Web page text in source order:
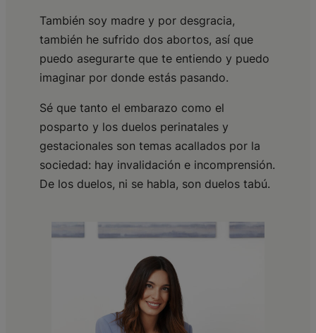
También soy madre y por desgracia,
también he sufrido dos abortos, así que
puedo asegurarte que te entiendo y puedo
imaginar por donde estás pasando.
Sé que tanto el embarazo como el
posparto y los duelos perinatales y
gestacionales son temas acallados por la
sociedad: hay invalidación e incomprensión.
De los duelos, ni se habla, son duelos tabú.